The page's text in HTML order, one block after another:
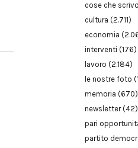
cose che scrivo
cultura (2.711)
economia
interventi (176)
lavoro (2.184)
le nostre foto
memoria (670)
newsletter(42)
pari
partito